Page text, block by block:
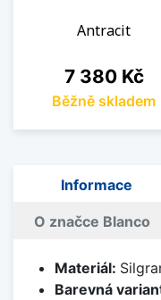
Antracit
Cena
7 380 Kč
Běžně skladem
Informace
O značce Blanco
Materiál:
Barevná